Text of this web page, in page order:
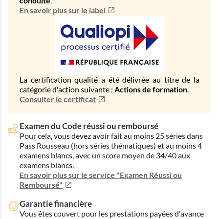
En savoir plus sur le label
La certification qualité a été délivrée au titre de la
catégorie d'action suivante : Actions de formation.
Consulter le certificat
Examen du Code réussi ou remboursé
Pour cela, vous devez avoir fait au moins 25 séries dans
Pass Rousseau (hors séries thématiques) et au moins 4
examens blancs, avec un score moyen de 34/40 aux
examens blancs.
En savoir plus sur le service "Examen Réussi ou
Remboursé"
Garantie financière
Vous êtes couvert pour les prestations payées d'avance